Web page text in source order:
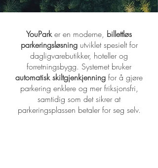
YouParker en moderne, billettløs
parkeringsløsningutviklet spesielt for
dagligvarebutikker, hoteller og
forretningsbygg. Systemet bruker
automatisk skiltgjenkjenning for å gjøre
parkering enklere og mer friksjonsfri,
samtidig som det sikrer at
parkeringsplassen betaler for seg selv.